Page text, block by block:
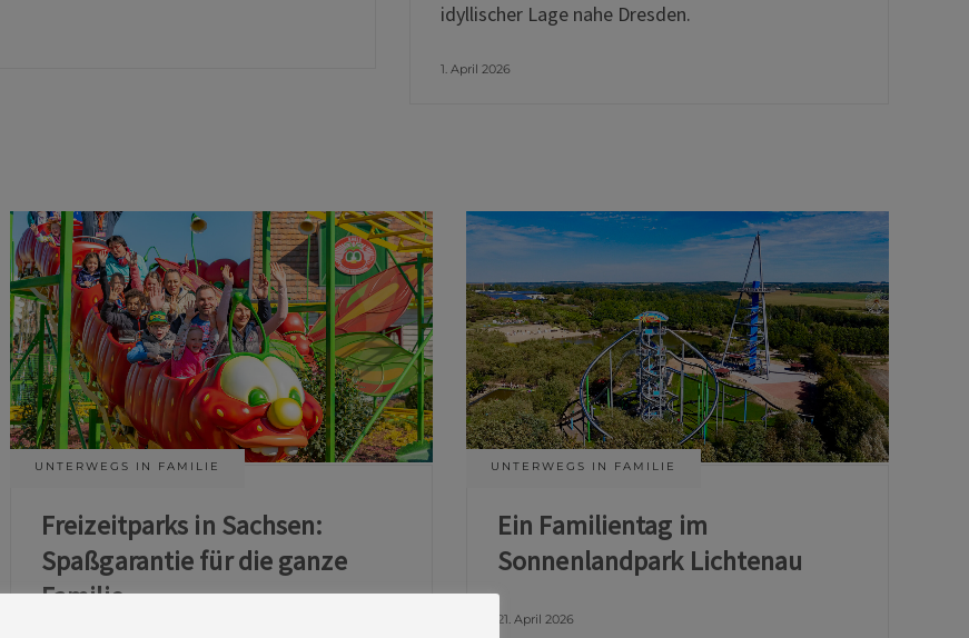
idyllischer Lage nahe Dresden.
1. April 2026
UNTERWEGS IN FAMILIE
Freizeitparks in Sachsen:
Spaßgarantie für die ganze
Familie
UNTERWEGS IN FAMILIE
Ein Familientag im
Sonnenlandpark Lichtenau
21. April 2026